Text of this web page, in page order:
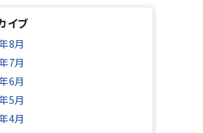
イブ
8月
7月
6月
5月
4月